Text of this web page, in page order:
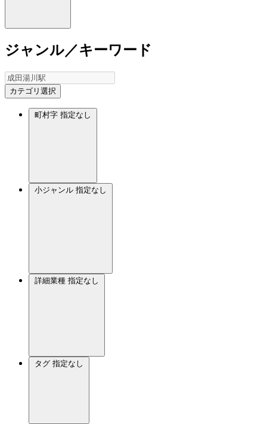
ジャンル／キーワード
カテゴリ選択
町村字 指定なし
小ジャンル 指定なし
詳細業種 指定なし
タグ 指定なし